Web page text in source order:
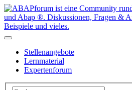
Stellenangebote
Lernmaterial
Expertenforum